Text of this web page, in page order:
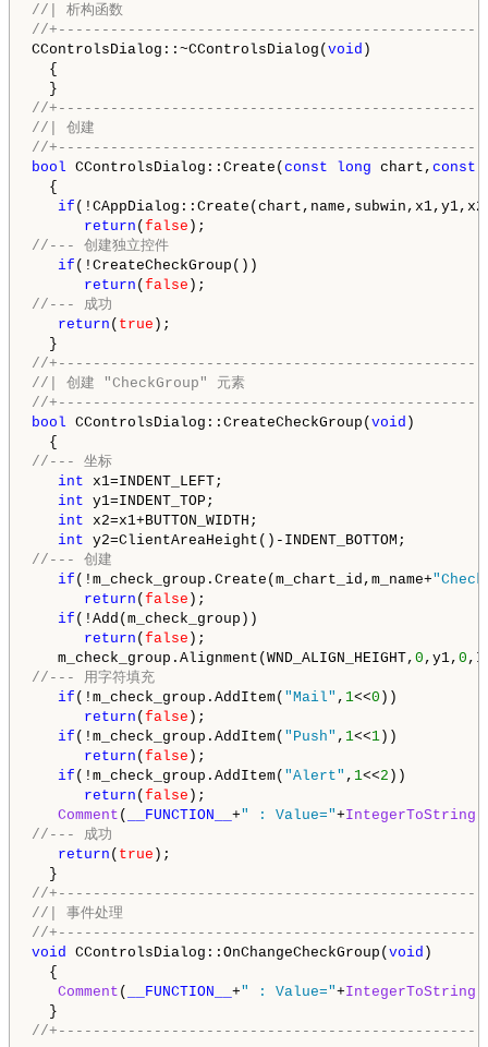
//| 析构
//
CControlsDialog::~CControlsDialog( void )
{
//
//| 创建
//
bool CControlsDialog::Create( const long chart, const
{
if
return ( false
//--- 创建独立控件
if (!CreateCheckGroup())
return ( false
//--- 成功
return ( true );
//
//| 创建 "CheckGroup" 元素
//
bool CControlsDialog::CreateCheckGroup( void )
//--- 坐标
int x1=INDENT_LEFT;
int y1=INDENT_TOP;
int x2=x1+BUTTON_WIDTH;
int
//--- 创建
if (!m_check_group.Create(m_chart_id,m_name+
return ( false );
if (!Add(m_check_group))
return ( false );
m_check_group.Alignment(WND_ALIGN_HEIGHT, 0 ,y1, 0
//--- 用字符填充
if (!m_check_group.AddItem( "Mail" , 1<<0 ))
return ( false );
if (!m_check_group.AddItem( "Push" , 1<<1 ))
return ( false );
if (!m_check_group.AddItem( "Alert" , 1<<2 ))
return ( false );
Comment ( __FUNCTION__ +" : Value="+IntegerToString
//--- 成功
return ( true );
//
//| 事件处
//
void CControlsDialog::OnChangeCheckGroup( void )
{
Comment ( __FUNCTION__ +" : Value="+IntegerToString
//